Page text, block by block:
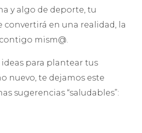
y algo de deporte, tu
convertirá en una realidad, la
mism@.
para plantear tus
nuevo, te dejamos este
sugerencias “saludables”: